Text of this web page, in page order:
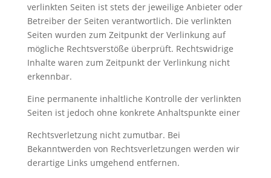
verlinkten Seiten ist stets der jeweilige Anbieter oder
Betreiber der Seiten verantwortlich. Die verlinkten
Seiten wurden zum Zeitpunkt der Verlinkung auf
mögliche Rechtsverstöße überprüft. Rechtswidrige
Inhalte waren zum Zeitpunkt der Verlinkung nicht
erkennbar.
Eine permanente inhaltliche Kontrolle der verlinkten
Seiten ist jedoch ohne konkrete Anhaltspunkte einer
Rechtsverletzung nicht zumutbar. Bei
Bekanntwerden von Rechtsverletzungen werden wir
derartige Links umgehend entfernen.